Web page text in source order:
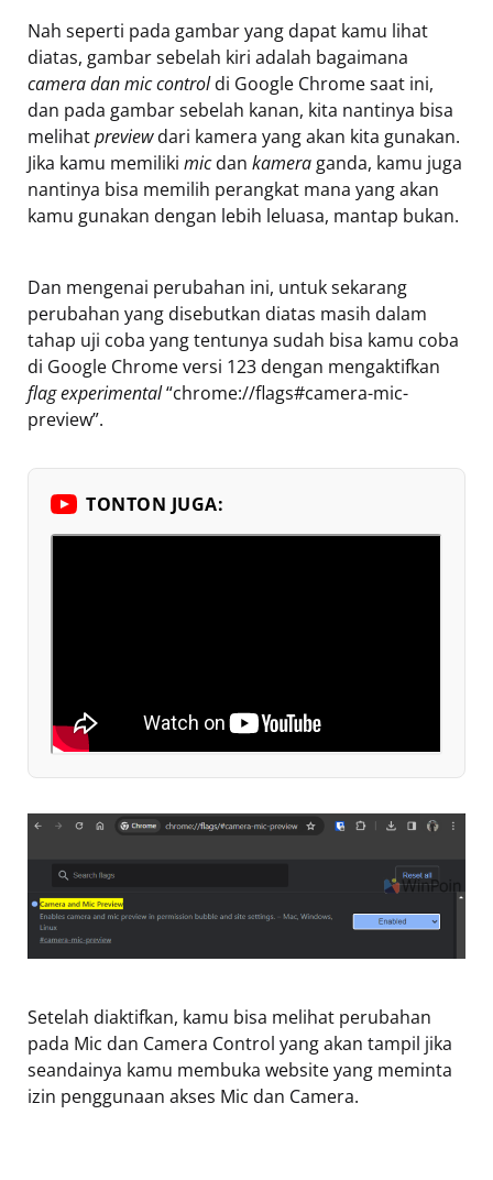
Nah seperti pada gambar yang dapat kamu lihat
diatas, gambar sebelah kiri adalah bagaimana
camera dan mic controldi Google Chrome saat ini,
dan pada gambar sebelah kanan, kita nantinya bisa
melihatpreviewdari kamera yang akan kita gunakan.
Jika kamu memiliki micdan kamera ganda, kamu juga
nantinya bisa memilih perangkat mana yang akan
kamu gunakan dengan lebih leluasa, mantap bukan.
Dan mengenai perubahan ini, untuk sekarang
perubahan yang disebutkan diatas masih dalam
tahap uji coba yang tentunya sudah bisa kamu coba
di Google Chrome versi 123 dengan mengaktifkan
flag experimental“chrome://flags#camera-mic-
preview”.
TONTON JUGA:
Setelah diaktifkan, kamu bisa melihat perubahan
pada Mic dan Camera Control yang akan tampil jika
seandainya kamu membuka website yang meminta
izin penggunaan akses Mic dan Camera.